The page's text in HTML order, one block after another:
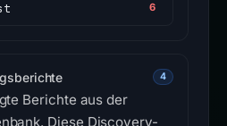
6
4
Berichte aus der
Diese Discovery-